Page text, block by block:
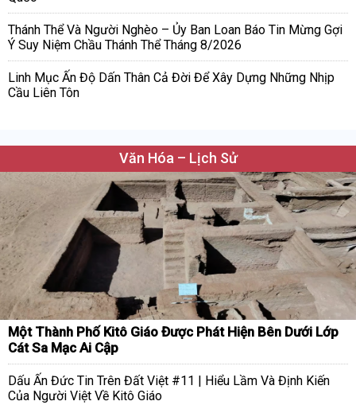
Thánh Thể Và Người Nghèo – Ủy Ban Loan Báo Tin Mừng Gợi
Ý Suy Niệm Chầu Thánh Thể Tháng 8/2026
Linh Mục Ấn Độ Dấn Thân Cả Đời Để Xây Dựng Những Nhịp
Cầu Liên Tôn
Văn Hóa – Lịch Sử
Một Thành Phố Kitô Giáo Được Phát Hiện Bên Dưới Lớp
Cát Sa Mạc Ai Cập
Dấu Ấn Đức Tin Trên Đất Việt #11 | Hiểu Lầm Và Định Kiến
Của Người Việt Về Kitô Giáo